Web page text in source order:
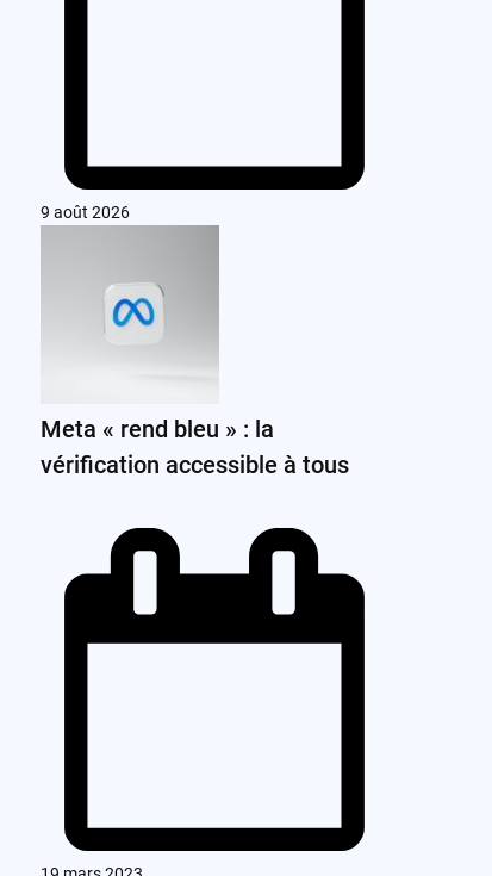
9 août 2026
Meta « rend bleu » : la
vérification accessible à tous